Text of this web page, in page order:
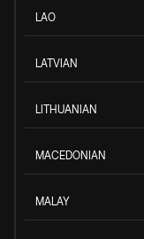
LAO
LATVIAN
LITHUANIAN
MACEDONIAN
MALAY